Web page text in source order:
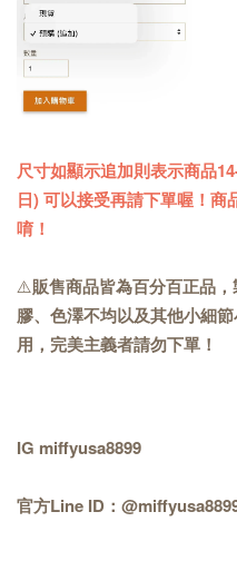
尺寸如顯示追加則表示商品
日) 可以接受再請下單喔！
唷！
⚠️販售商品皆為百分百正品
膠、色澤不均以及其他小細
用，完美主義者請勿下單！
IG miffyusa8899
官方Line ID：